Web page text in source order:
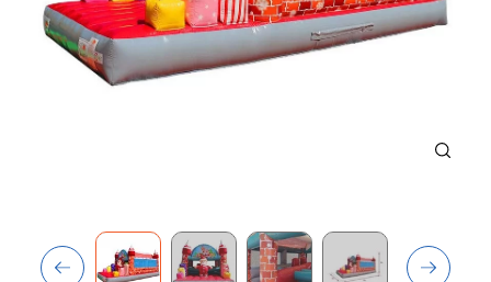
Previous Next